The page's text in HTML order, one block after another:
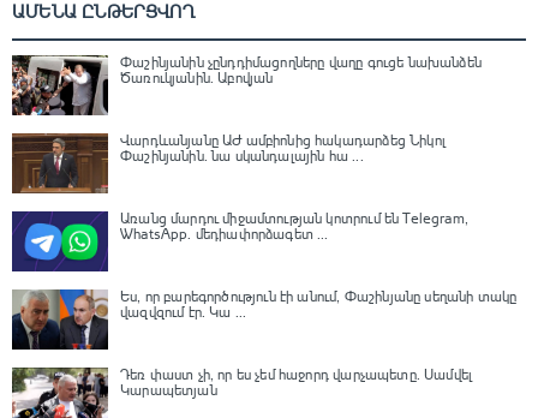
ԱՄԵՆԱ ԸՆԹԵՐՑՎՈՂ
Փաշինյանին չընդդիմացողները վաղը գուցե նախանձեն
Ծառուկյանին. Աբովյան
Վարդևանյանը ԱԺ ամբիոնից հակադարձեց Նիկոլ
Փաշինյանին․ նա սկանդալային հա ...
Առանց մարդու միջամտության կոտրում են Telegram,
WhatsApp․ մեդիափորձագետ ...
Ես, որ բարեգործություն էի անում, Փաշինյանը սեղանի տակը
վազվզում էր․ Կա ...
Դեռ փաստ չի, որ ես չեմ հաջորդ վարչապետը․ Սամվել
Կարապետյան